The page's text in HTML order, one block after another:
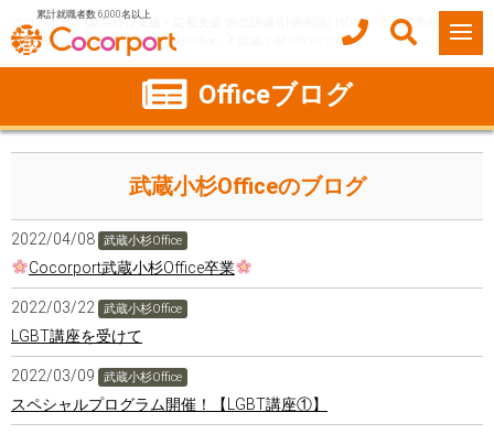
累計就職者数 6,000名以上
ココルポート(就労移行支援・定着支援/自立訓練/計画相談) HOME
事業所紹介
神奈川県
川崎市 武蔵小杉Office 武蔵小杉Officeのブログ
Officeブログ
武蔵小杉Officeのブログ
2022/04/08 武蔵小杉Office
Cocorport武蔵小杉Office卒業
2022/03/22 武蔵小杉Office
LGBT講座を受けて
2022/03/09 武蔵小杉Office
スペシャルプログラム開催！【LGBT講座①】